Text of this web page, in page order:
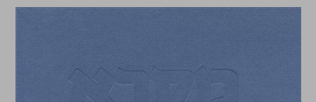
מקרא לישראל משלי י-לא ... 0